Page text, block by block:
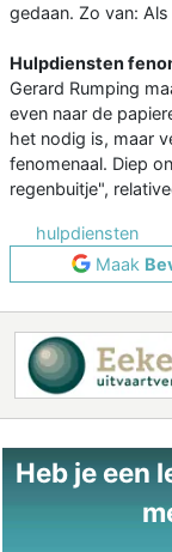
gedaan. Zo van:
Hulpdiensten
Gerard Rumping
even naar de
het nodig is, maar
fenomenaal. Diep
regenbuitje",
hulpdiensten
Maak
Heb je een